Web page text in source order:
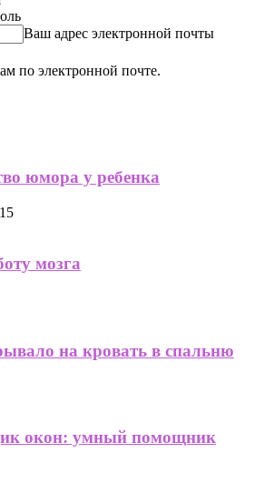
Ваш адрес электронной почты
по электронной почте.
юмора у ребенка
мозга
на кровать в спальню
окон: умный помощник